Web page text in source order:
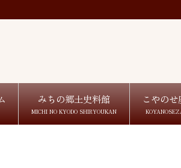
みちの郷土史料館
MICHI NO KYODO SHIRYOUKAN
こやのせ